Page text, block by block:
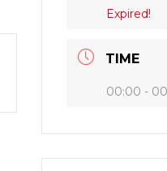
Expired!
TIME
00:00 -